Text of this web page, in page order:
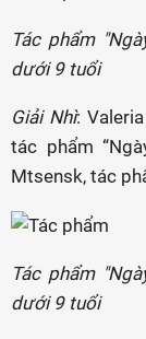
Tác phẩm
dưới 9 tuổi
Giải Nhì:
tác phẩm
Mtsensk, tác
Tác phẩm
dưới 9 tuổi